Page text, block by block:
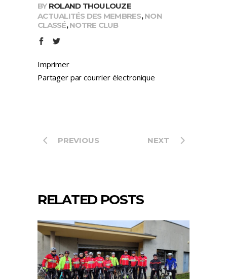
BY ROLAND THOULOUZE
ACTUALITÉS DES MEMBRES,NON
CLASSÉ,NOTRE CLUB
Imprimer
Partager par courrier électronique
PREVIOUS NEXT
RELATED POSTS